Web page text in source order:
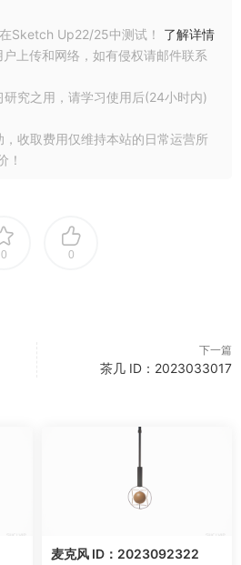
Sketch Up22/25中测试！ 了解详情
上传和网络，如有侵权请邮件联系
究之用，请学习使用后(24小时内)
收取费用仅维持本站的日常运营所
！
0 0
下一篇
茶几 ID：2023033017
麦克风 ID：2023092322